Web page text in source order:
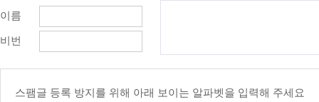
이름
비번
스팸글 등록 방지를 위해 아래 보이는 알파벳을 입력해 주세요